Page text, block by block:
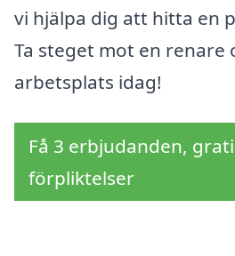
vi hjälpa dig att hitta en
Ta steget mot en renare
arbetsplats idag!
Få 3 erbjudanden,
förpliktelser